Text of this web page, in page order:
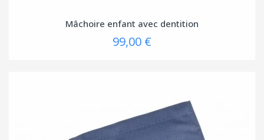
Mâchoire enfant avec dentition
99,00 €